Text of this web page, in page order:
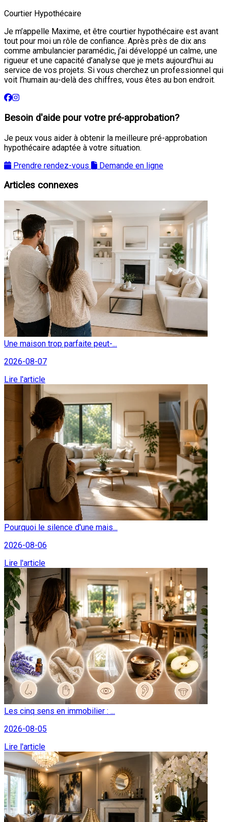
Courtier Hypothécaire
Je m’appelle Maxime, et être courtier hypothécaire est avant
tout pour moi un rôle de confiance. Après près de dix ans
comme ambulancier paramédic, j’ai développé un calme, une
rigueur et une capacité d’analyse que je mets aujourd’hui au
service de vos projets. Si vous cherchez un professionnel qui
voit l’humain au-delà des chiffres, vous êtes au bon endroit.
Besoin d'aide pour votre pré-approbation?
Je peux vous aider à obtenir la meilleure pré-approbation
hypothécaire adaptée à votre situation.
Prendre rendez-vous
Demande en ligne
Articles connexes
Une maison trop parfaite peut-...
2026-08-07
Lire l'article
Pourquoi le silence d'une mais...
2026-08-06
Lire l'article
Les cinq sens en immobilier : ...
2026-08-05
Lire l'article